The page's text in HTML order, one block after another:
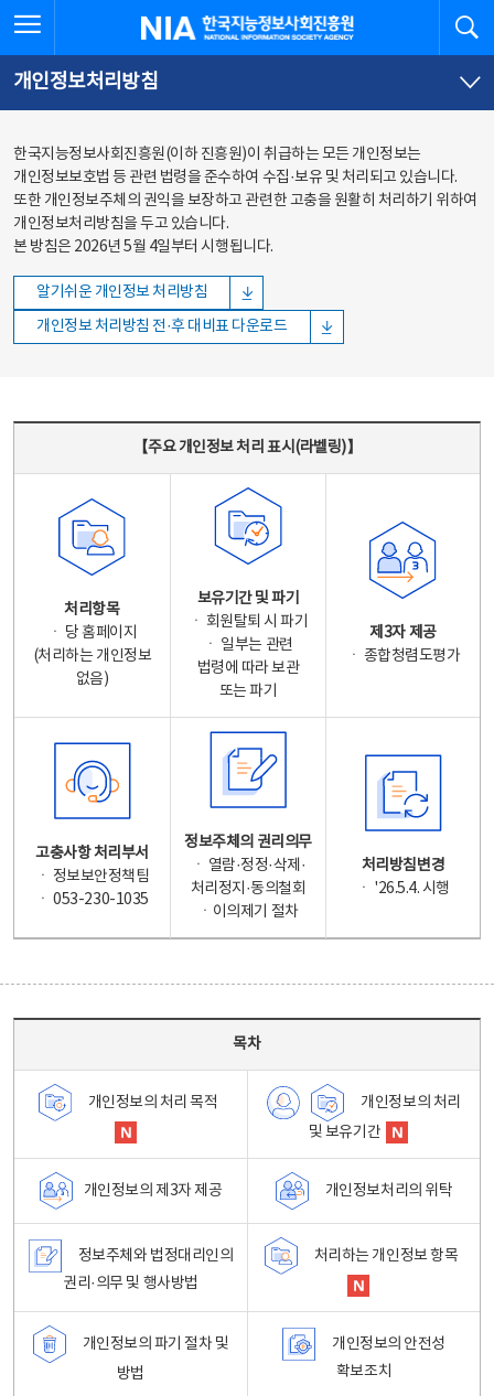
바로가기
바로가기
한국지능정보사회진흥원
개인정보처리방침
한국지능정보사회진흥원(이하 진흥원)이 취급하는 모든 개인정보는
개인정보보호법 등 관련 법령을 준수하여 수집·보유 및 처리되고 있습니다.
또한 개인정보주체의 권익을 보장하고 관련한 고충을 원활히 처리하기 위하여
개인정보처리방침을 두고 있습니다.
본 방침은 2026년 5월 4일부터 시행됩니다.
알기쉬운 개인정보 처리방침
개인정보 처리방침 전·후 대비표 다운로드
【주요 개인정보 처리 표시(라벨링)】
처리항목
ㆍ 당 홈페이지
(처리하는 개인정보
없음)
보유기간 및 파기
ㆍ 회원탈퇴 시 파기
ㆍ 일부는 관련
법령에 따라 보관
또는 파기
제3자 제공
ㆍ 종합청렴도평가
고충사항 처리부서
ㆍ 정보보안정책팀
ㆍ 053-230-1035
정보주체의 권리의무
ㆍ 열람·정정·삭제·
처리정지·동의철회
ㆍ이의제기 절차
처리방침변경
ㆍ '26.5.4. 시행
목차
개인정보의 처리 목적
개인정보의 처리
및 보유기간
개인정보의 제3자 제공 개인정보처리의 위탁
정보주체와 법정대리인의
권리·의무 및 행사방법
처리하는 개인정보 항목
개인정보의 파기 절차 및
방법
개인정보의 안전성
확보조치